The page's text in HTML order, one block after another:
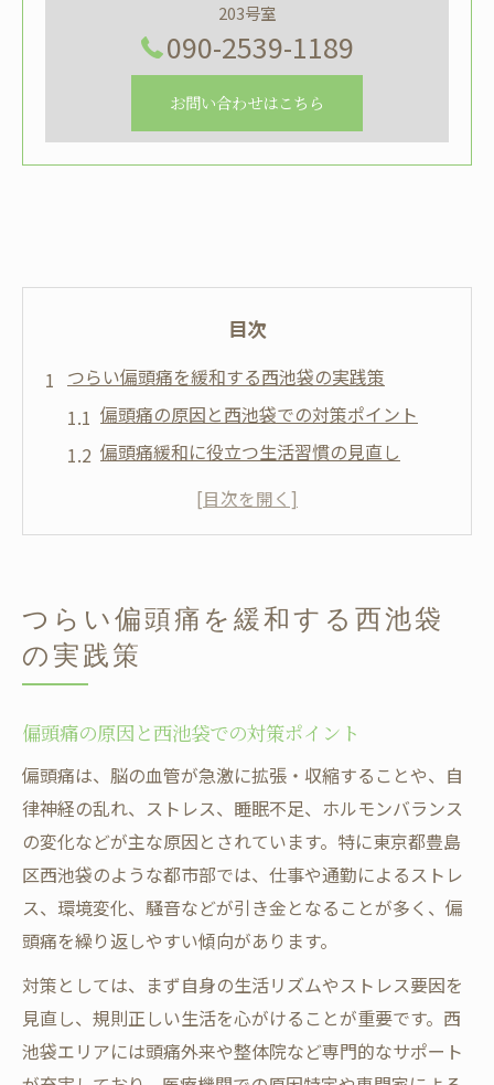
203号室
090-2539-1189
お問い合わせはこちら
目次
つらい偏頭痛を緩和する西池袋の実践策
偏頭痛の原因と西池袋での対策ポイント
偏頭痛緩和に役立つ生活習慣の見直し
頭痛外来が評判の理由と選び方のコツ
集中力を取り戻す偏頭痛改善の秘訣
偏頭痛時に集中力を保つための工夫と対策
池袋の頭痛外来で受ける集中力サポート法
偏頭痛改善と集中力アップの生活リズム
集中力回復に役立つセルフケアと偏頭痛対
策
東京都豊島区西池袋でできる偏頭痛対策
西池袋の環境を活かした偏頭痛対策の基本
偏頭痛外来や整体院の選び方を徹底解説
口コミで評判の偏頭痛ケアの取り入れ方
豊島区西池袋で注目の偏頭痛改善サービス
偏頭痛に強い専門家と相談するメリット
つらい偏頭痛を緩和する西池袋
の実践策
偏頭痛の原因と西池袋での対策ポイント
偏頭痛は、脳の血管が急激に拡張・収縮することや、自
律神経の乱れ、ストレス、睡眠不足、ホルモンバランス
の変化などが主な原因とされています。特に東京都豊島
区西池袋のような都市部では、仕事や通勤によるストレ
ス、環境変化、騒音などが引き金となることが多く、偏
頭痛を繰り返しやすい傾向があります。
対策としては、まず自身の生活リズムやストレス要因を
見直し、規則正しい生活を心がけることが重要です。西
池袋エリアには頭痛外来や整体院など専門的なサポート